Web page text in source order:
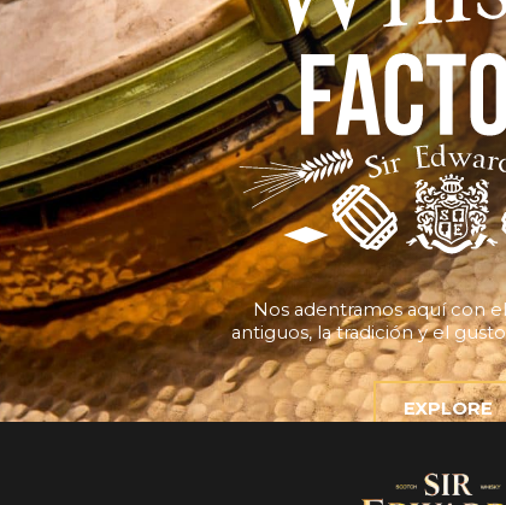
Nos adentramos aquí con
antiguos, la tradición y el
EXPLORE